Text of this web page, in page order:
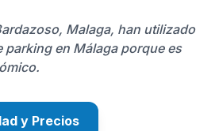
Malaga, han utilizado
en Málaga porque es
y Precios